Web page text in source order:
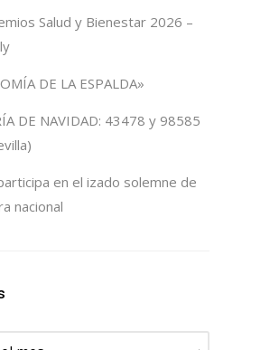
Salud y Bienestar 2026 –
DE LA ESPALDA»
DE NAVIDAD: 43478 y 98585
en el izado solemne de
nacional